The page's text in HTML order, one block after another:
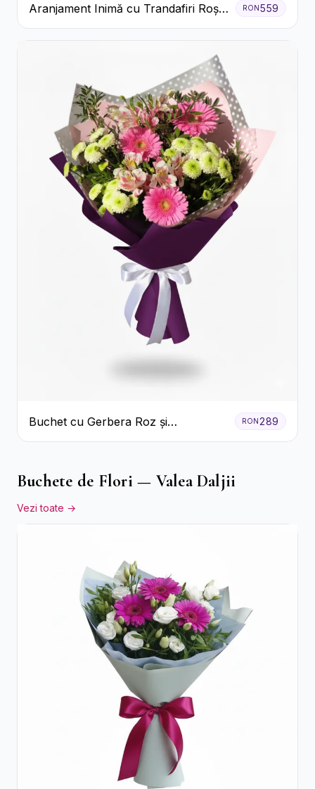
Aranjament Inimă cu Trandafiri Roșii
și Ciocolată Ferrero Rocher
RON 559
Buchet cu Gerbera Roz și
Crizanteme Verzi
RON 289
Buchete de Flori — Valea Daljii
Vezi toate →